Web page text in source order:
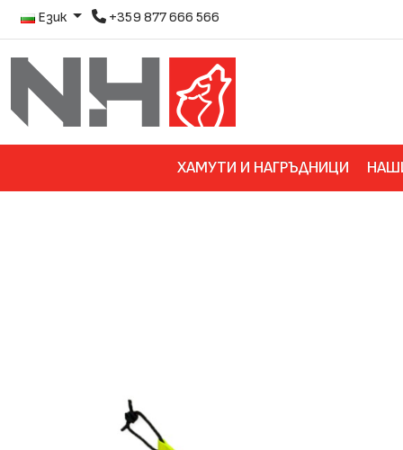
Език +359 877 666 566
ХАМУТИ И НАГРЪДНИЦИ